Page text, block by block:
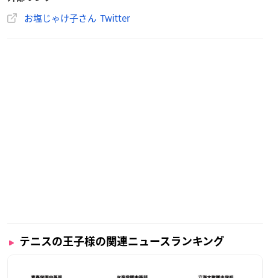
お塩じゃけ子さん Twitter
テニスの王子様の関連ニュースランキング